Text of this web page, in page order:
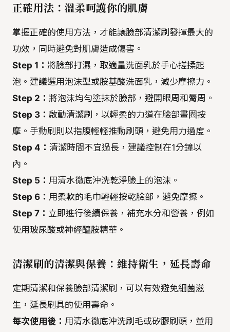
正確用法：溫柔呵護你的肌膚
掌握正確的使用方法，才能讓臉部清潔刷發揮最大的
功效，同時避免對肌膚造成傷害。
Step 1： 將臉部打濕，取適量洗面乳於手心搓揉起
泡。建議選用泡沫型或胺基酸洗面乳，減少摩擦力。
Step 2： 將泡沫均勻塗抹於臉部，避開眼周和脣周。
Step 3： 啟動清潔刷，以輕柔的力道在臉部畫圈按
摩。手動刷則以指腹輕輕推動刷頭，避免用力過度。
Step 4： 清潔時間不宜過長，建議控制在1分鐘以
內。
Step 5： 用清水徹底沖洗乾淨臉上的泡沫。
Step 6： 用柔軟的毛巾輕輕按乾臉部，避免摩擦。
Step 7： 立即進行後續保養，補充水分和營養，例如
使用玻尿酸或神經醯胺精華。
清潔刷的清潔與保養：維持衛生，延長壽命
定期清潔和保養臉部清潔刷，可以有效避免細菌滋
生，延長刷具的使用壽命。
每次使用後： 用清水徹底沖洗刷毛或矽膠刷頭，並用